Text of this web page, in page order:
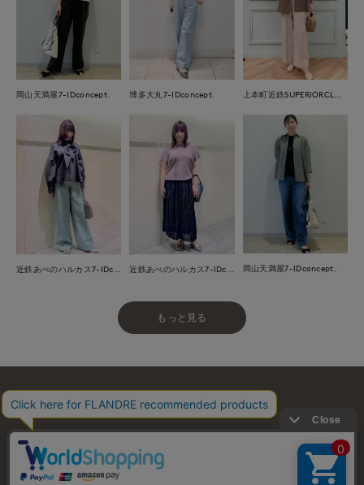
岡山天満屋7-IDconcept. 博多大丸7-IDconcept.
岡山天満屋7-IDconcept.
もっと見る
お問い合わせ 利用規約 プライバシーポリシー
特定商取引・古物営業法に基づく表示